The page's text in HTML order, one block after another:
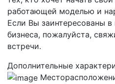
работающей моделью и
Если Вы заинтересованы
бизнеса, пожалуйста,
встречи.
Дополнительные